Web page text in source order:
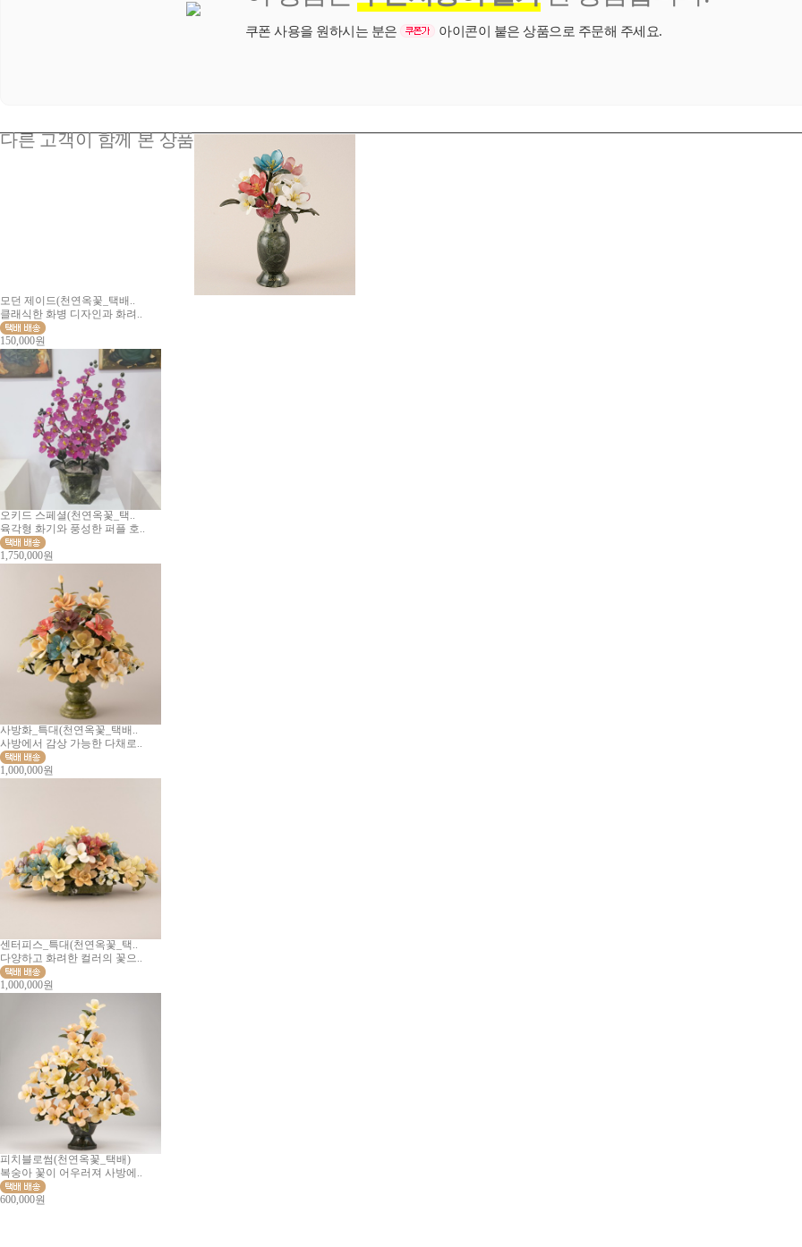
쿠폰 사용을 원하시는 분은 아이콘이 붙은 상품으로 주문해 주세요.
다른 고객이 함께 본 상품
모던 제이드(천연옥꽃_택배..
클래식한 화병 디자인과 화려..
150,000원
오키드 스페셜(천연옥꽃_택..
육각형 화기와 풍성한 퍼플 호..
1,750,000원
사방화_특대(천연옥꽃_택배..
사방에서 감상 가능한 다채로..
1,000,000원
센터피스_특대(천연옥꽃_택..
다양하고 화려한 컬러의 꽃으..
1,000,000원
피치블로썸(천연옥꽃_택배)
복숭아 꽃이 어우러져 사방에..
600,000원